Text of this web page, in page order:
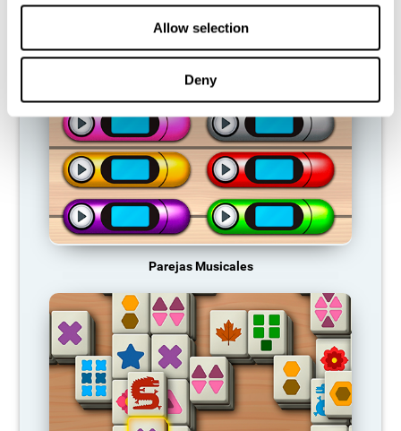
Allow selection
Deny
JUEGOS RECOMENDADOS
Parejas Musicales